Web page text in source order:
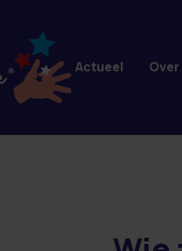
Actueel